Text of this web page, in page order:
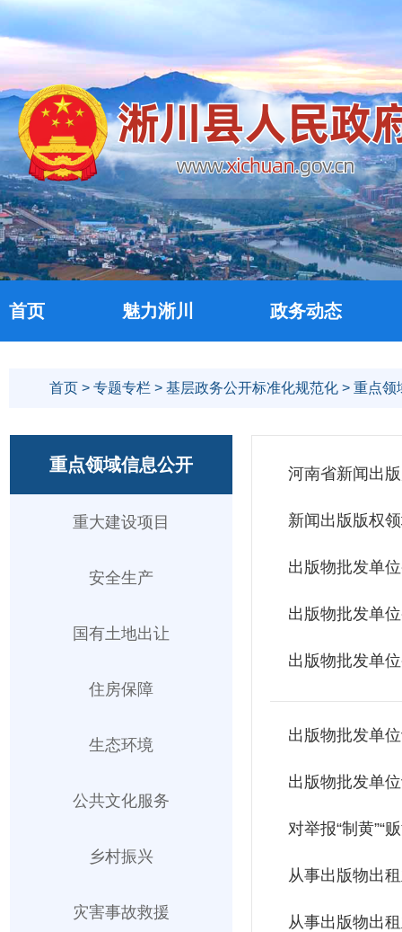
首页 魅力淅川 政务动态
首页 > 专题专栏 > 基层政务公开标准化规范化 > 重点领
重点领域信息公开
重大建设项目
安全生产
国有土地出让
住房保障
生态环境
公共文化服务
乡村振兴
灾害事故救援
河南省新闻出
新闻出版版权
出版物批发单
出版物批发单
出版物批发单
出版物批发单
出版物批发单
对举报“制黄”“
从事出版物出
从事出版物出